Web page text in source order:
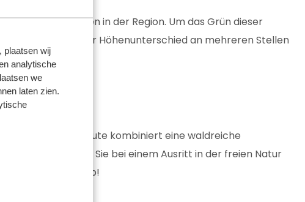
plaatsen wij
analytische
we
laten zien.
zu einem der besten in der Region. Um das Grün dieser
Tour. Der Höhenunterschied an mehreren Stellen
darf. Diese Route kombiniert eine waldreiche
finden, so dass Sie bei einem Ausritt in der freien Natur
für Ihren Urlaub!